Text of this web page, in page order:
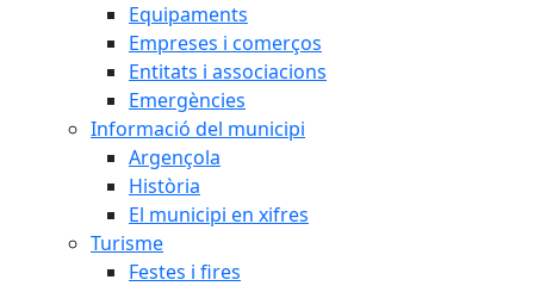
Equipaments
Empreses i comerços
Entitats i associacions
Emergències
Informació del municipi
Argençola
Història
El municipi en xifres
Turisme
Festes i fires